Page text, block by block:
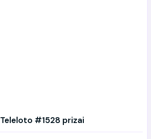
Teleloto #1528 prizai